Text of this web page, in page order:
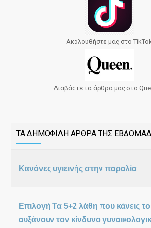
Ακολουθήστε μας στο
Διαβάστε τα άρθρα μας στο
ΤΑ ΔΗΜΟΦΙΛΗ ΑΡΘΡΑ ΤΗΣ
Κανόνες υγιεινής στην παραλία
Επιλογή Τα 5+2 λάθη που κάνεις το
αυξάνουν τον κίνδυνο